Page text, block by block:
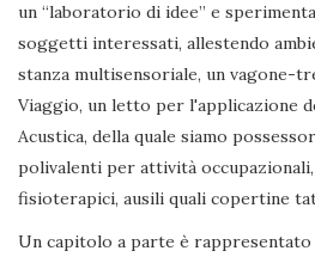
un “laboratorio di idee” e
soggetti interessati, allestendo
stanza multisensoriale, un vagone-
Viaggio, un letto per l'applicazione
Acustica, della quale siamo
polivalenti per attività
fisioterapici, ausili quali copertine
Un capitolo a parte è rappresentato